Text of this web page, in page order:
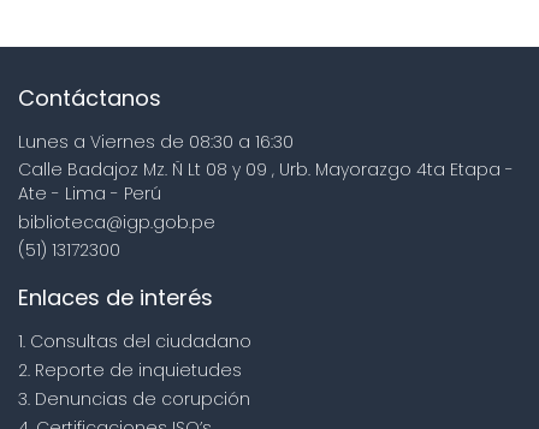
Contáctanos
Lunes a Viernes de 08:30 a 16:30
Calle Badajoz Mz. Ñ Lt 08 y 09 , Urb. Mayorazgo 4ta Etapa -
Ate - Lima - Perú
biblioteca@igp.gob.pe
(51) 13172300
Enlaces de interés
1. Consultas del ciudadano
2. Reporte de inquietudes
3. Denuncias de corupción